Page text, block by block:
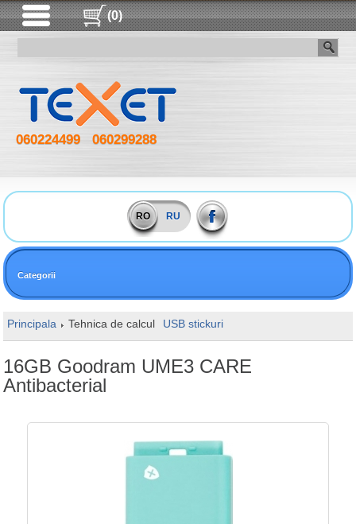
(0)
060224499 060299288
RO RU
Categorii
Principala Tehnica de calcul USB stickuri
16GB Goodram UME3 CARE
Antibacterial